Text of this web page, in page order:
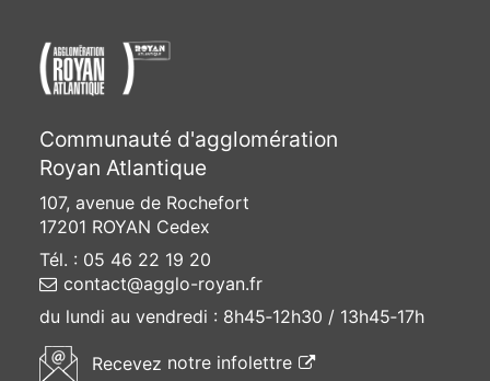
Communauté d'agglomération
Royan Atlantique
107, avenue de Rochefort
17201 ROYAN Cedex
Tél. : 05 46 22 19 20
contact@agglo-royan.fr
du lundi au vendredi : 8h45‑12h30 / 13h45‑17h
Recevez notre infolettre (ouvre une nouvelle